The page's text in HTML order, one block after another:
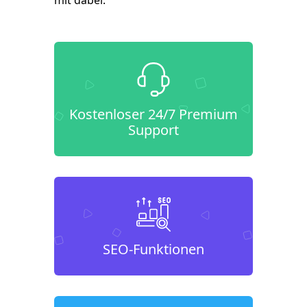
Kostenloser 24/7 Premium
Support
SEO-Funktionen